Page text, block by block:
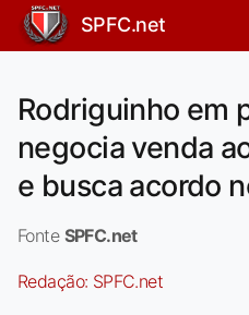
SPFC.net
Rodriguinho em
negocia venda
e busca acordo
Fonte SPFC.net
Redação: SPFC.net